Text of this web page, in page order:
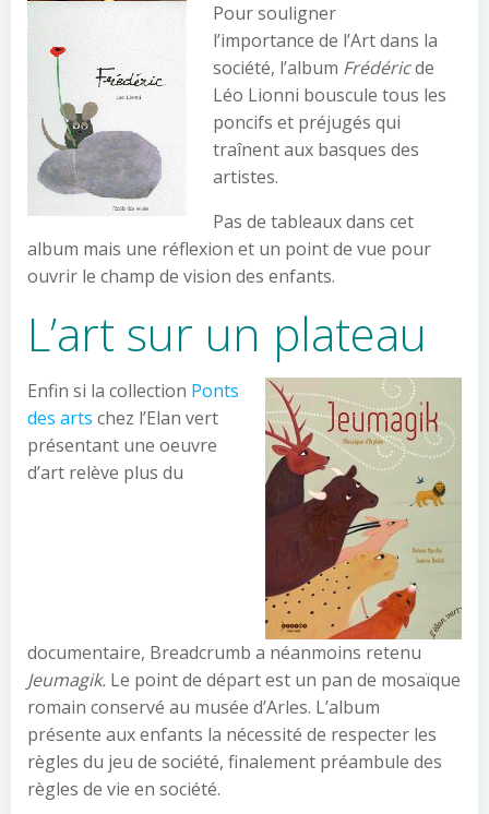
Pour souligner
l’importance de l’Art dans la
société, l’album Frédéricde
Léo Lionni bouscule tous les
poncifs et préjugés qui
traînent aux basques des
artistes.
Pas de tableaux dans cet
album mais une réflexion et un point de vue pour
ouvrir le champ de vision des enfants.
L’art sur un plateau
Enfin si la collection Ponts
des arts chez l’Elan vert
présentant une oeuvre
d’art relève plus du
documentaire, Breadcrumb a néanmoins retenu
Jeumagik. Le point de départ est un pan de mosaïque
romain conservé au musée d’Arles. L’album
présente aux enfants la nécessité de respecter les
règles du jeu de société, finalement préambule des
règles de vie en société.